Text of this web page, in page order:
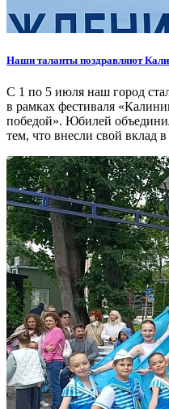
Наши таланты поздравляют
С 1 по 5 июля наш город
в рамках фестиваля
победой». Юбилей
тем, что внесли свой вклад